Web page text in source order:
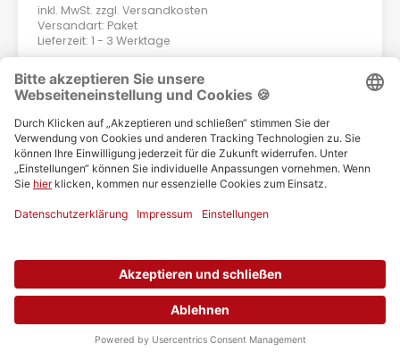
inkl. MwSt. zzgl. Versandkosten
Versandart: Paket
Lieferzeit: 1 - 3 Werktage
Abgasbogen für Kaminofen Ø 150 90° mit
Reinigungsöffnung und Drosselklappe